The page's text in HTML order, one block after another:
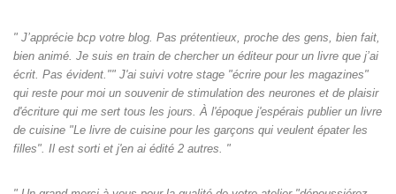
" J’apprécie bcp votre blog. Pas prétentieux, proche des gens, bien fait,
bien animé. Je suis en train de chercher un éditeur pour un livre que j’ai
écrit. Pas évident."" J'ai suivi votre stage "écrire pour les magazines"
qui reste pour moi un souvenir de stimulation des neurones et de plaisir
d'écriture qui me sert tous les jours. À l'époque j'espérais publier un livre
de cuisine "Le livre de cuisine pour les garçons qui veulent épater les
filles". Il est sorti et j'en ai édité 2 autres. "